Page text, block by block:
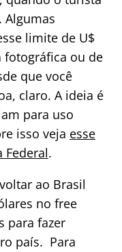
Algumas
limite de U$
fotográfica ou de
que você
claro. A ideia é
para uso
isso veja esse
Federal.
ao Brasil
no free
para fazer
país. Para